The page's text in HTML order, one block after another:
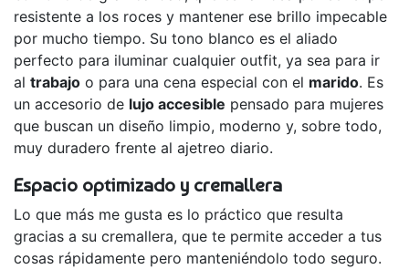
resistente a los roces y mantener ese brillo impecable
por mucho tiempo. Su tono blanco es el aliado
perfecto para iluminar cualquier outfit, ya sea para ir
al trabajo o para una cena especial con el marido. Es
un accesorio de lujo accesible pensado para mujeres
que buscan un diseño limpio, moderno y, sobre todo,
muy duradero frente al ajetreo diario.
Espacio optimizado y cremallera
Lo que más me gusta es lo práctico que resulta
gracias a su cremallera, que te permite acceder a tus
cosas rápidamente pero manteniéndolo todo seguro.